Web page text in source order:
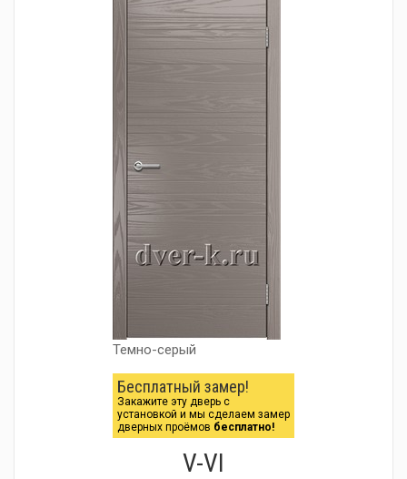
Темно-серый
Бесплатный замер!
Закажите эту дверь с
установкой и мы сделаем замер
дверных проёмов бесплатно!
V-VI